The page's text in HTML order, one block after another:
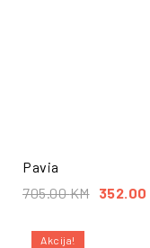
Pavia
705.00KM 352.00
Akcija!